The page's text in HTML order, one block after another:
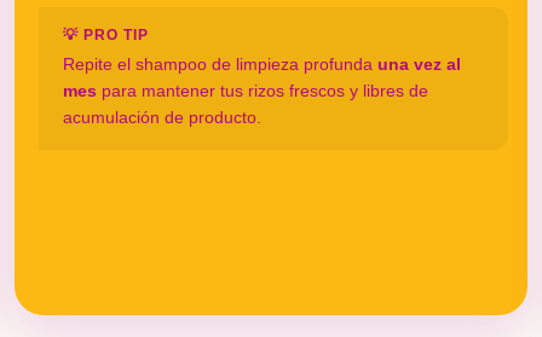
💡 PRO TIP
Repite el shampoo de limpieza profunda una vez al
mes para mantener tus rizos frescos y libres de
acumulación de producto.